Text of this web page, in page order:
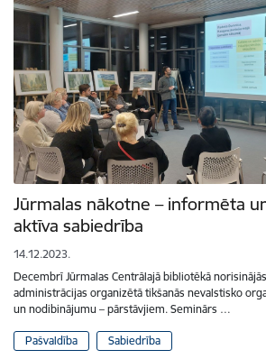
Jūrmalas nākotne – informēta
aktīva sabiedrība
14.12.2023.
Decembrī Jūrmalas Centrālajā bibliotēkā
administrācijas organizētā tikšanās nevalstisko
un nodibinājumu – pārstāvjiem. Seminārs …
Pašvaldība Sabiedrība